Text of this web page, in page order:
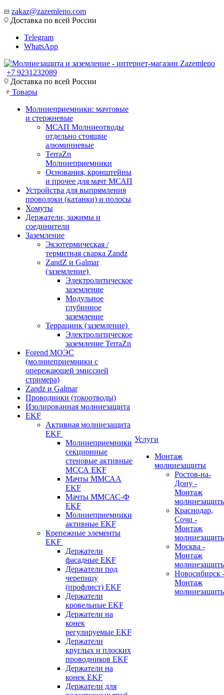
zakaz@zazemleno.com
Доставка по всей России
Telegram
WhatsApp
+7 9231232089
Доставка по всей России
Товары
Молниеприемники: мачтовые
и стержневые
МСАП Молниеотводы
отдельно стоящие
алюминиевые
TerraZn
Молниеприемники
Основания, кронштейны
и прочее для мачт МСАП
Устройства для выпрямления
проволоки (катанки) и полосы
Хомуты
Держатели, зажимы и
соединители
Заземление
Экзотермическая /
термитная сварка Zandz
ZandZ и Galmar
(заземление)
Электролитическое
заземление
Модульное
глубинное
заземление
Террацинк (заземление)
Электролитическое
заземление TerraZn
Forend МОЭС
(молниеприемники с
опережающей эмиссией
стримера)
Zandz и Galmar
Проводники (токоотводы)
Изолированная молниезащита
EKF
Активная молниезащита
EKF
Молниеприемники
секционные
стеновые активные
МССА EKF
Мачты ММСАА
EKF
Мачты ММСАС-Ф
EKF
Молниеприемники
активные EKF
Крепежные элементы
EKF
Держатели
фасадные EKF
Держатели под
черепицу
(профлист) EKF
Держатели
кровельные EKF
Держатели на
конек
регулируемые EKF
Держатели
круглых и плоских
проводников EKF
Держатели на
конек EKF
Держатели для
Услуги
Монтаж
молниезащиты
Ростов-на-
Дону -
Монтаж
Краснодар,
Сочи -
Монтаж
Москва -
Монтаж
Новосибирск
Монтаж